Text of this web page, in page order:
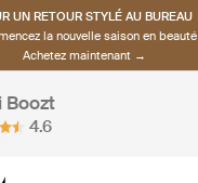
UN RETOUR STYLÉ AU BUREAU
la nouvelle saison en beauté
Achetez maintenant →
Boozt
4.6